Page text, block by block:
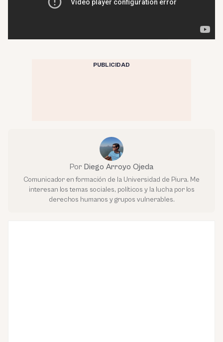
PUBLICIDAD
Por Diego Arroyo Ojeda
Comunicador en formación de la Universidad de Piura. Me
interesan los temas sociales, políticos y la lucha por los
derechos humanos y grupos vulnerables.